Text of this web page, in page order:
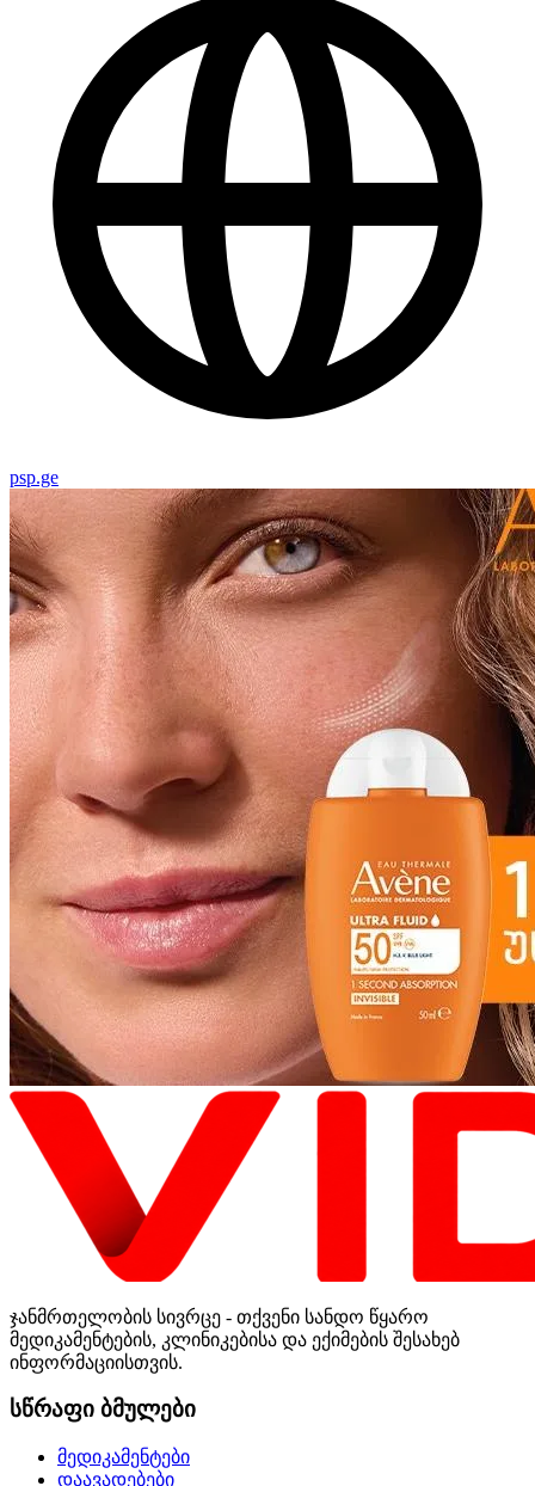
psp.ge
ჯანმრთელობის სივრცე - თქვენი სანდო წყარო
მედიკამენტების, კლინიკებისა და ექიმების შესახებ
ინფორმაციისთვის.
სწრაფი ბმულები
მედიკამენტები
დაავადებები